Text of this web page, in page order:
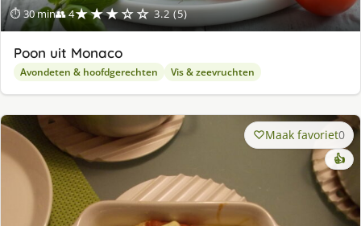
⏱ 30 min👥 4★★★☆☆ 3.2 (5)
Poon uit Monaco
Avondeten & hoofdgerechten Vis & zeevruchten
Maak favoriet0
👍